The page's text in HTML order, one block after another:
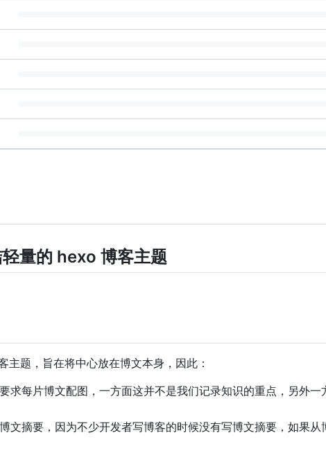
量的 hexo 博客主题
题，旨在将中心放在博文本身，因此：
求每片博文配图，一方面这并不是我们记录知识的重点，另外
文摘要，因为不少开发者写博客的时候没有写博文摘要，如果从